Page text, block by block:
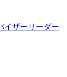
イザーリーダー